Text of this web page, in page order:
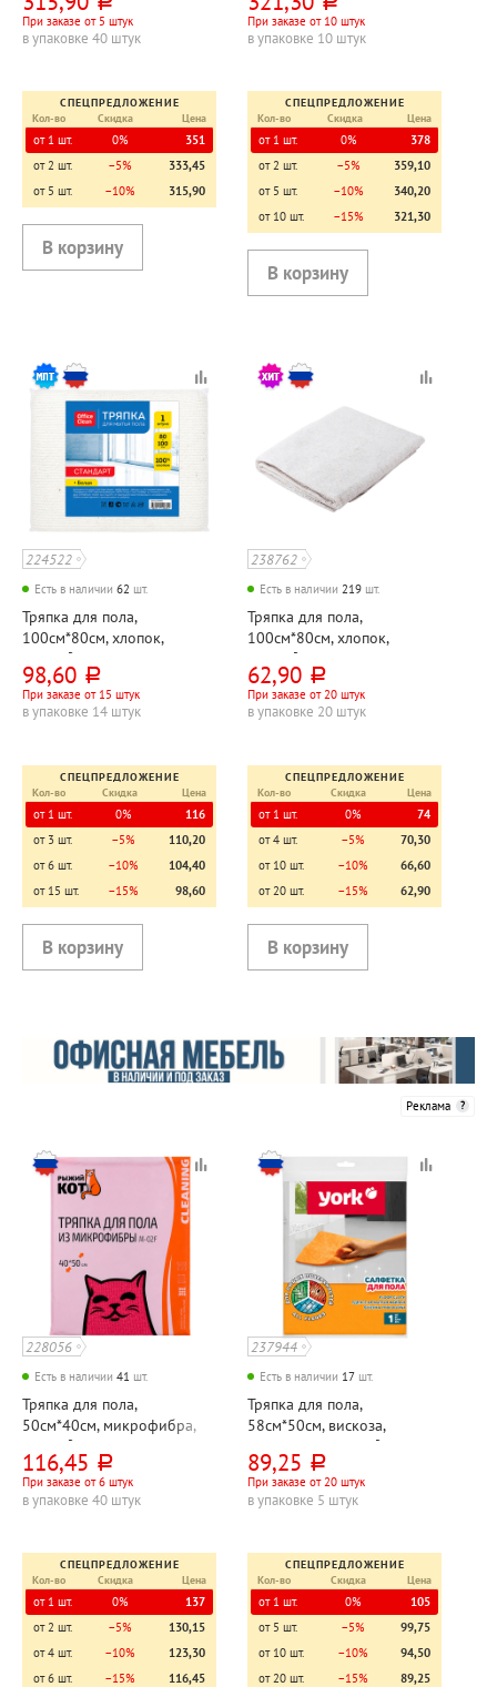
При заказе от 5 штук
в упаковке 40 штук
СПЕЦПРЕДЛОЖЕНИЕ
Кол-во
Скидка Цена
от 1 шт. 0%
351
от 2 шт.
−5%
333,45
от 5 шт.
−10% 315,90
При заказе от 10 штук
в упаковке 10 штук
СПЕЦПРЕДЛОЖЕНИЕ
Кол-во
Скидка Цена
от 1 шт. 0%
378
от 2 шт.
−5%
359,10
от 5 шт.
−10%
340,20
от 10 шт.
−15% 321,30
224522
Есть в наличии 62 шт.
Тряпка для пола,
100см*80см, хлопок,
200г⁄м², "Стандарт",
OfficeClean, в индивид.
упак.
98,60 руб.
При заказе от 15 штук
в упаковке 14 штук
СПЕЦПРЕДЛОЖЕНИЕ
Кол-во
Скидка Цена
от 1 шт. 0%
116
от 3 шт.
−5%
110,20
от 6 шт.
−10%
104,40
от 15 шт.
−15% 98,60
238762
Есть в наличии 219 шт.
Тряпка для пола,
100см*80см, хлопок,
200г⁄м², оверлок
62,90 руб.
При заказе от 20 штук
в упаковке 20 штук
СПЕЦПРЕДЛОЖЕНИЕ
Кол-во
Скидка Цена
от 1 шт. 0%
74
от 4 шт.
−5%
70,30
от 10 шт.
−10%
66,60
от 20 шт.
−15% 62,90
Реклама
228056
Есть в наличии 41 шт.
Тряпка для пола,
50см*40см, микрофибра,
250г⁄м², Рыжий кот
116,45 руб.
При заказе от 6 штук
в упаковке 40 штук
СПЕЦПРЕДЛОЖЕНИЕ
Кол-во
Скидка Цена
от 1 шт. 0%
137
от 2 шт.
−5%
130,15
от 4 шт.
−10%
123,30
от 6 шт.
−15% 116,45
237944
Есть в наличии 17 шт.
Тряпка для пола,
58см*50см, вискоза,
оранжевая, 110г⁄м², York
89,25 руб.
При заказе от 20 штук
в упаковке 5 штук
СПЕЦПРЕДЛОЖЕНИЕ
Кол-во
Скидка Цена
от 1 шт. 0%
105
от 5 шт.
−5%
99,75
от 10 шт.
−10%
94,50
от 20 шт.
−15% 89,25